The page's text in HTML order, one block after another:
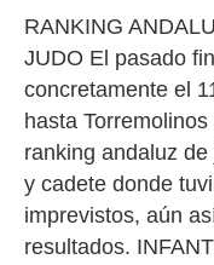
RANKING
JUDO El pasado
concretamente el
hasta
ranking andaluz
y cadete donde
imprevistos, aún
resultados.